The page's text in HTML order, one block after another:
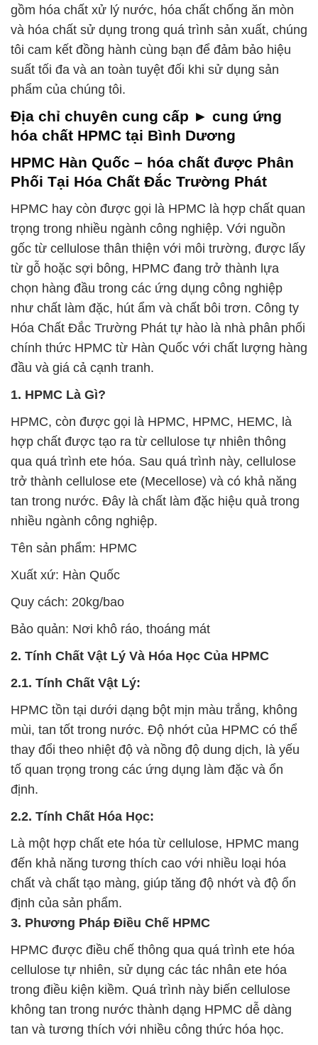
gồm hóa chất xử lý nước, hóa chất chống ăn mòn
và hóa chất sử dụng trong quá trình sản xuất, chúng
tôi cam kết đồng hành cùng bạn để đảm bảo hiệu
suất tối đa và an toàn tuyệt đối khi sử dụng sản
phẩm của chúng tôi.
Địa chỉ chuyên cung cấp ► cung ứng
hóa chất HPMC tại Bình Dương
HPMC Hàn Quốc – hóa chất được Phân
Phối Tại Hóa Chất Đắc Trường Phát
HPMC hay còn được gọi là HPMC là hợp chất quan
trọng trong nhiều ngành công nghiệp. Với nguồn
gốc từ cellulose thân thiện với môi trường, được lấy
từ gỗ hoặc sợi bông, HPMC đang trở thành lựa
chọn hàng đầu trong các ứng dụng công nghiệp
như chất làm đặc, hút ẩm và chất bôi trơn. Công ty
Hóa Chất Đắc Trường Phát tự hào là nhà phân phối
chính thức HPMC từ Hàn Quốc với chất lượng hàng
đầu và giá cả cạnh tranh.
1. HPMC Là Gì?
HPMC, còn được gọi là HPMC, HPMC, HEMC, là
hợp chất được tạo ra từ cellulose tự nhiên thông
qua quá trình ete hóa. Sau quá trình này, cellulose
trở thành cellulose ete (Mecellose) và có khả năng
tan trong nước. Đây là chất làm đặc hiệu quả trong
nhiều ngành công nghiệp.
Tên sản phẩm: HPMC
Xuất xứ: Hàn Quốc
Quy cách: 20kg/bao
Bảo quản: Nơi khô ráo, thoáng mát
2. Tính Chất Vật Lý Và Hóa Học Của HPMC
2.1. Tính Chất Vật Lý:
HPMC tồn tại dưới dạng bột mịn màu trắng, không
mùi, tan tốt trong nước. Độ nhớt của HPMC có thể
thay đổi theo nhiệt độ và nồng độ dung dịch, là yếu
tố quan trọng trong các ứng dụng làm đặc và ổn
định.
2.2. Tính Chất Hóa Học:
Là một hợp chất ete hóa từ cellulose, HPMC mang
đến khả năng tương thích cao với nhiều loại hóa
chất và chất tạo màng, giúp tăng độ nhớt và độ ổn
định của sản phẩm.
3. Phương Pháp Điều Chế HPMC
HPMC được điều chế thông qua quá trình ete hóa
cellulose tự nhiên, sử dụng các tác nhân ete hóa
trong điều kiện kiềm. Quá trình này biến cellulose
không tan trong nước thành dạng HPMC dễ dàng
tan và tương thích với nhiều công thức hóa học.